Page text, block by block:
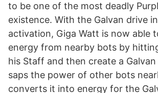
to be one of the most deadly
existence. With the Galvan drive
activation, Giga Watt is now able
energy from nearby bots by
his Staff and then create a
saps the power of other bots
converts it into energy for the